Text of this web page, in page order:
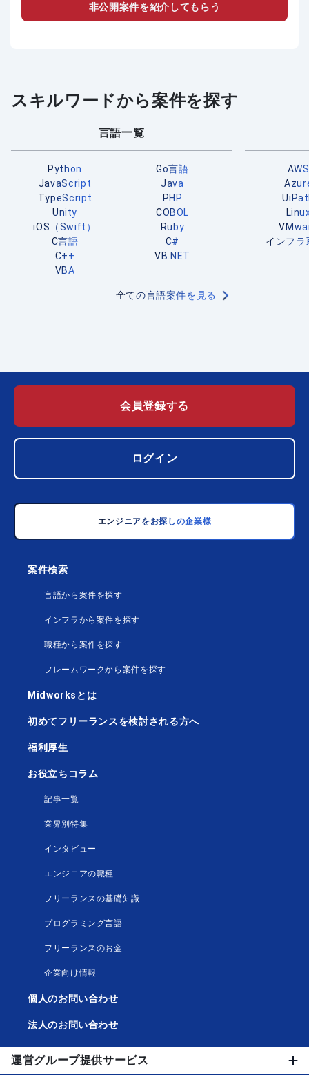
非公開案件を紹介してもらう
スキルワードから案件を探す
言語一覧
Python
Go言語
JavaScript
Java
TypeScript
PHP
Unity
COBOL
iOS（Swift）
Ruby
C言語
C#
C++
VB.NET
VBA
全ての言語案件を見る
AWS
インフラ
会員登録する
ログイン
エンジニアをお探しの企業様
案件検索
言語から案件を探す
インフラから案件を探す
職種から案件を探す
フレームワークから案件を探す
Midworksとは
初めてフリーランスを検討される方へ
福利厚生
お役立ちコラム
記事一覧
業界別特集
インタビュー
エンジニアの職種
フリーランスの基礎知識
プログラミング言語
フリーランスのお金
企業向け情報
個人のお問い合わせ
法人のお問い合わせ
運営グループ提供サービス